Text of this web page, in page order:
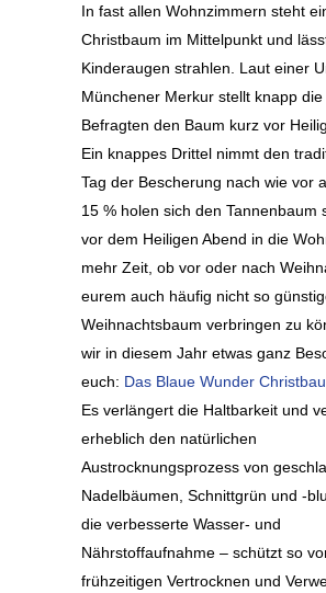
In fast allen Wohnzimmern steht
Christbaum im Mittelpunkt und
Kinderaugen strahlen. Laut einer
Münchener Merkur stellt knapp
Befragten den Baum kurz vor
Ein knappes Drittel nimmt den
Tag der Bescherung nach wie vor
15 % holen sich den Tannenbaum
vor dem Heiligen Abend in die
mehr Zeit, ob vor oder nach
eurem auch häufig nicht so
Weihnachtsbaum verbringen zu
wir in diesem Jahr etwas ganz
euch: Das Blaue Wunder
Es verlängert die Haltbarkeit und
erheblich den natürlichen
Austrocknungsprozess von
Nadelbäumen, Schnittgrün und -
die verbesserte Wasser- und
Nährstoffaufnahme – schützt so
frühzeitigen Vertrocknen und